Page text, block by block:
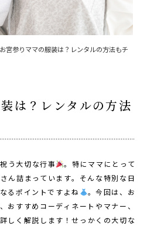
資料請求
お宮参りママの服装は？レンタルの方法もチ
は？レンタルの方法
う大切な行事
。特にママにとって
ん詰まっています。そんな特別な日
るポイントですよね
。今回は、お
おすすめコーディネートやマナー、
しく解説します！せっかくの大切な